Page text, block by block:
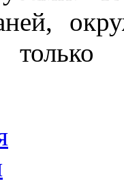
только